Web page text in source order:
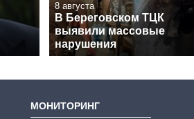
8 августа
В Береговском ТЦК
выявили массовые
нарушения
МОНИТОРИНГ